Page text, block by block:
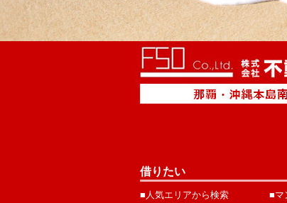
借りたい
■人気エリアから検索
■マ